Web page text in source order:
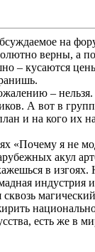
на
верны, а
– кусаются
– нельзя.
А вот в
и на кого их
я не
акул
в изгоях.
индустрия
есть же